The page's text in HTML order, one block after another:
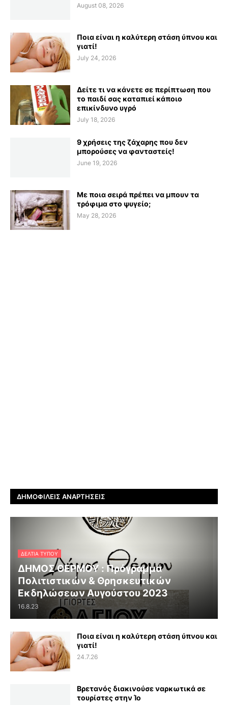
August 08, 2026
Ποια είναι η καλύτερη στάση ύπνου και
γιατί!
July 24, 2026
Δείτε τι να κάνετε σε περίπτωση που
το παιδί σας καταπιεί κάποιο
επικίνδυνο υγρό
July 18, 2026
9 χρήσεις της ζάχαρης που δεν
μπορούσες να φανταστείς!
June 19, 2026
Με ποια σειρά πρέπει να μπουν τα
τρόφιμα στο ψυγείο;
May 28, 2026
ΔΗΜΟΦΙΛΕΊΣ ΑΝΑΡΤΉΣΕΙΣ
ΔΕΛΤΊΑ ΤΎΠΟΥ
ΔΗΜΟΣ ΘΕΡΜΟΥ : Πρόγραμμα
Πολιτιστικών & Θρησκευτικών
Εκδηλώσεων Αυγούστου 2023
16.8.23
Ποια είναι η καλύτερη στάση ύπνου και
γιατί!
24.7.26
Βρετανός διακινούσε ναρκωτικά σε
τουρίστες στην Ίο